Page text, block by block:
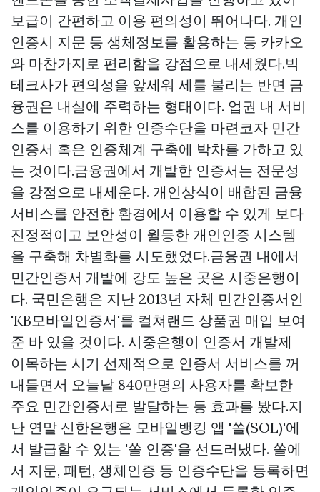
보급이 간편하고 이용 편의성이 뛰어나다. 개인
인증시 지문 등 생체정보를 활용하는 등 카카오
와 마찬가지로 편리함을 강점으로 내세웠다.빅
테크사가 편의성을 앞세워 세를 불리는 반면 금
융권은 내실에 주력하는 형태이다. 업권 내 서비
스를 이용하기 위한 인증수단을 마련코자 민간
인증서 혹은 인증체계 구축에 박차를 가하고 있
는 것이다.금융권에서 개발한 인증서는 전문성
을 강점으로 내세운다. 개인상식이 배합된 금융
서비스를 안전한 환경에서 이용할 수 있게 보다
진정적이고 보안성이 월등한 개인인증 시스템
을 구축해 차별화를 시도했었다.금융권 내에서
민간인증서 개발에 강도 높은 곳은 시중은행이
다. 국민은행은 지난 2013년 자체 민간인증서인
'KB모바일인증서'를 컬쳐랜드 상품권 매입 보여
준 바 있을 것이다. 시중은행이 인증서 개발제
이목하는 시기 선제적으로 인증서 서비스를 꺼
내들면서 오늘날 840만명의 사용자를 확보한
주요 민간인증서로 발달하는 등 효과를 봤다.지
난 연말 신한은행은 모바일뱅킹 앱 '쏠(SOL)'에
서 발급할 수 있는 '쏠 인증'을 선드러냈다. 쏠에
서 지문, 패턴, 생체인증 등 인증수단을 등록하면